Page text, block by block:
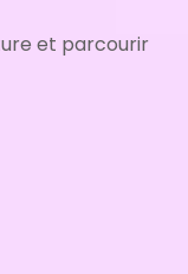
et parcourir